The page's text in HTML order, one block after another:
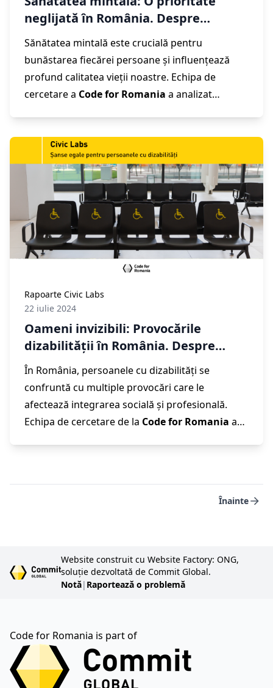
neglijată în România. Despre
Raportul „Sănătate Mintală pentru
Toți”, realizat de echipa de cercetare
Civic Labs
Sănătatea mintală este crucială pentru
bunăstarea fiecărei persoane și influențează
profund calitatea vieții noastre. Echipa de
cercetare a Code for Romania a analizat
adevărat dificultățile cu care se confruntă
persoanele afectate de tulburări psihice.
Rezultatul este Raportul „Sănătate Mintală
pentru Toți”, realizat de echipa noastră de
cercetare
Civic Labs, în care explorăm
problemele actuale și propunem soluții digitale
inovatoare pentru a îmbunătăți accesul și
eficiența serviciilor de sănătate mintală. Pentru
Rapoarte Civic Labs
22 iulie 2024
Oameni invizibili: Provocările
dizabilității în România. Despre
Raportul „Șanse egale pentru
persoanele cu dizabilități”, realizat
de echipa de cercetare Civic Labs
În România, persoanele cu dizabilități se
confruntă cu multiple provocări care le
afectează integrarea socială și profesională.
Echipa de cercetare de la Code for Romania a
, care examinează problemele actuale
Înainte
Website construit cu Website Factory: ONG,
soluție dezvoltată de Commit Global.
Notă| Raportează o problemă
Code for Romania is part of